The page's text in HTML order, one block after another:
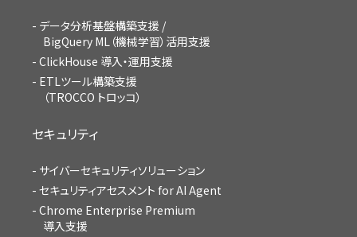
データ分析基盤構築支援 /
BigQuery ML（機械学習）活用支援
ClickHouse 導入・運用支援
ETLツール構築支援
（TROCCO トロッコ）
セキュリティ
サイバーセキュリティソリューション
セキュリティアセスメント for AI Agent
Chrome Enterprise Premium
導入支援